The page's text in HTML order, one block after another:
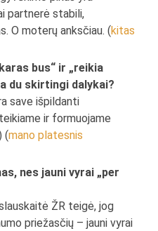
partnerė stabili,
O moterų anksčiau. (kitas
bus“ ir „reikia
du skirtingi dalykai?
save išpildanti
ir formuojame
(mano platesnis
nes jauni vyrai „per
ŽR teigė, jog
priežasčių – jauni vyrai